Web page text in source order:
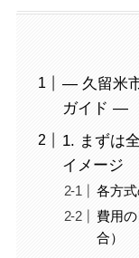
— 久留米
ガイド —
1. まずは
イメージ
各方
費用
合）